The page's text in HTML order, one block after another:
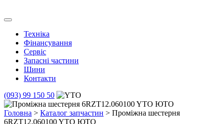
to
Техніка
Фінансування
Сервіс
Запасні частини
Шини
Контакти
(093) 99 150 50
Головна > Каталог запчастин > Проміжна шестерня
6RZT12.060100 YTO ЮТО